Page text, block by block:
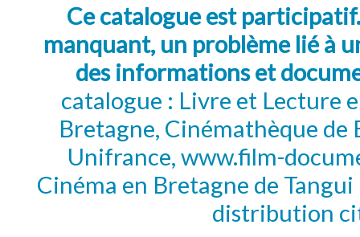
Ce catalogue est
manquant, un problème lié à
des informations et
catalogue : Livre et Lecture
Bretagne, Cinémathèque de
Unifrance, www.film-
Cinéma en Bretagne de
distribution